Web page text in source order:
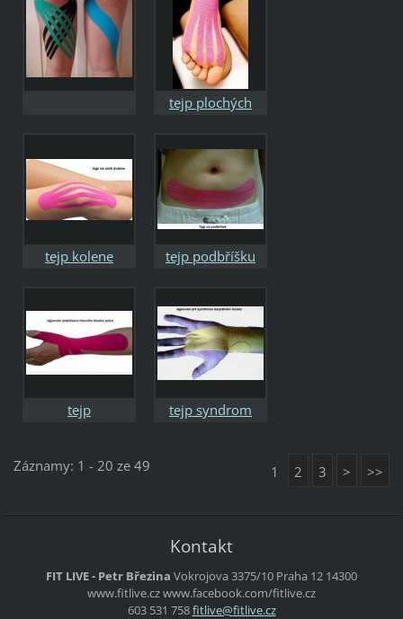
tejp plochých
tejp kolene tejp podbříšku
tejp
tejp syndrom
Záznamy: 1 - 20 ze 49
1 2 3 > >>
Kontakt
FIT LIVE - Petr Březina Vokrojova 3375/10 Praha 12 14300
www.fitlive.czwww.facebook.com/fitlive.cz
603 531 758fitlive@fitlive.cz